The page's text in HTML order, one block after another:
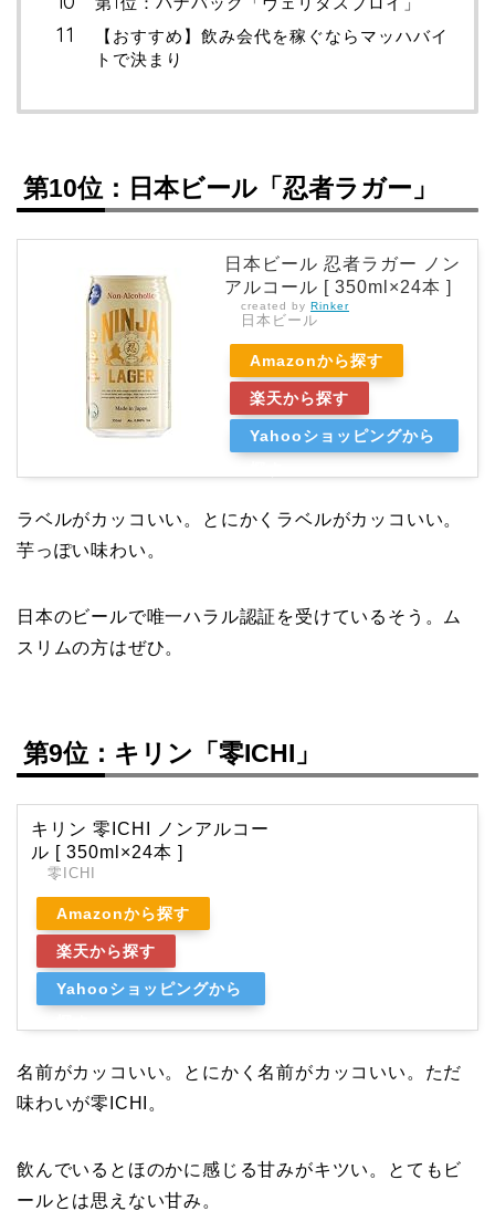
【おすすめ】飲み会代を稼ぐならマッハバイ
トで決まり
第10位：日本ビール「忍者ラガー」
日本ビール 忍者ラガー ノン
アルコール [ 350ml×24本 ]
created by Rinker
日本ビール
Amazonから探す
楽天から探す
Yahooショッピングから
ラベルがカッコいい。とにかくラベルがカッコいい。
芋っぽい味わい。
日本のビールで唯一ハラル認証を受けているそう。ム
スリムの方はぜひ。
第9位：キリン「零ICHI」
キリン 零ICHI ノンアルコー
ル [ 350ml×24本 ]
零ICHI
Amazonから探す
楽天から探す
Yahooショッピングから
名前がカッコいい。とにかく名前がカッコいい。ただ
味わいが零ICHI。
飲んでいるとほのかに感じる甘みがキツい。とてもビ
ールとは思えない甘み。